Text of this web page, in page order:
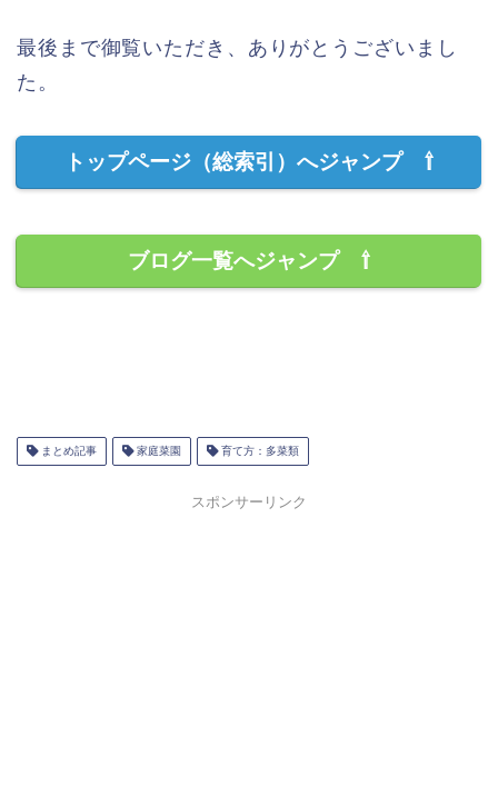
最後まで御覧いただき、ありがとうございまし
た。
トップページ（総索引）へジャンプ ⇧
ブログ一覧へジャンプ ⇧
まとめ記事 家庭菜園 育て方：多菜類
スポンサーリンク